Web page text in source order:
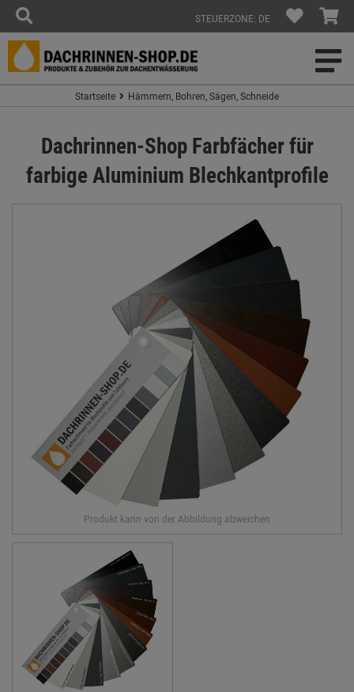
STEUERZONE: DE
Startseite Hämmern, Bohren, Sägen, Schneide
Dachrinnen-Shop Farbfächer für
farbige Aluminium Blechkantprofile